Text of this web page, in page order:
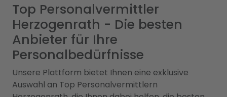
Top Personalvermittler
Herzogenrath - Die besten
Anbieter für Ihre
Personalbedürfnisse
Unsere Plattform bietet Ihnen eine exklusive
Auswahl an Top Personalvermittlern